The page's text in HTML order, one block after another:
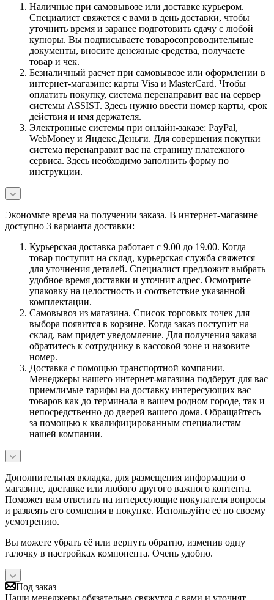
Наличные при самовывозе или доставке курьером.
Специалист свяжется с вами в день доставки, чтобы
уточнить время и заранее подготовить сдачу с любой
купюры. Вы подписываете товаросопроводительные
документы, вносите денежные средства, получаете
товар и чек.
Безналичный расчет при самовывозе или оформлении в
интернет-магазине: карты Visa и MasterCard. Чтобы
оплатить покупку, система перенаправит вас на сервер
системы ASSIST. Здесь нужно ввести номер карты, срок
действия и имя держателя.
Электронные системы при онлайн-заказе: PayPal,
WebMoney и Яндекс.Деньги. Для совершения покупки
система перенаправит вас на страницу платежного
сервиса. Здесь необходимо заполнить форму по
инструкции.
Экономьте время на получении заказа. В интернет-магазине
доступно 3 варианта доставки:
Курьерская доставка работает с 9.00 до 19.00. Когда
товар поступит на склад, курьерская служба свяжется
для уточнения деталей. Специалист предложит выбрать
удобное время доставки и уточнит адрес. Осмотрите
упаковку на целостность и соответствие указанной
комплектации.
Самовывоз из магазина. Список торговых точек для
выбора появится в корзине. Когда заказ поступит на
склад, вам придет уведомление. Для получения заказа
обратитесь к сотруднику в кассовой зоне и назовите
номер.
Доставка с помощью транспортной компании.
Менеджеры нашего интернет-магазина подберут для вас
приемлимые тарифы на доставку интересующих вас
товаров как до терминала в вашем родном городе, так и
непосредственно до дверей вашего дома. Обращайтесь
за помощью к квалифицированным специалистам
нашей компании.
Дополнительная вкладка, для размещения информации о
магазине, доставке или любого другого важного контента.
Поможет вам ответить на интересующие покупателя вопросы
и развеять его сомнения в покупке. Используйте её по своему
усмотрению.
Вы можете убрать её или вернуть обратно, изменив одну
галочку в настройках компонента. Очень удобно.
Под заказ
Наши менеджеры обязательно свяжутся с вами и уточнят